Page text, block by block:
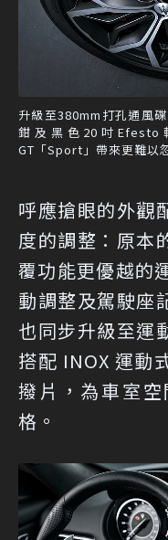
升級至380mm打孔通風
鉗及黑色20吋Efesto
GT「Sport」帶來更難以
呼應搶眼的外觀
度的調整：原本
覆功能更優越的
動調整及駕駛座
也同步升級至運
搭配 INOX 運動
撥片，為車室
格。